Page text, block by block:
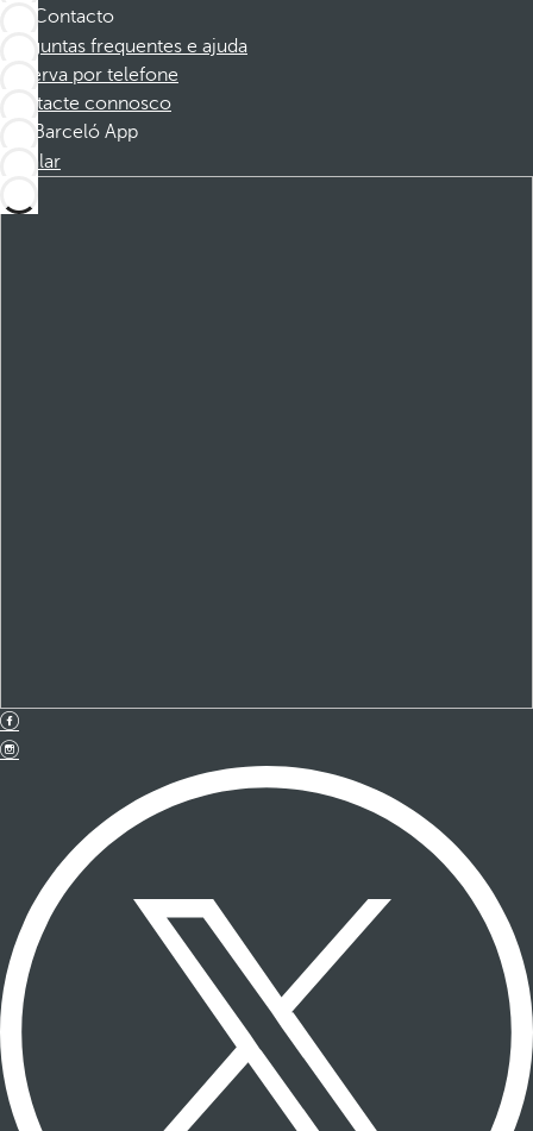
Contacto
Perguntas frequentes e ajuda
Reserva por telefone
Contacte connosco
Barceló App
Instalar